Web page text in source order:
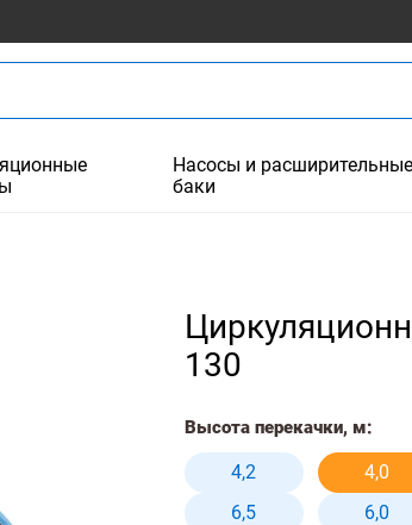
Насосы и расширительные
баки
130
Высота перекачки, м:
4,2 4,0
6,5
6,0